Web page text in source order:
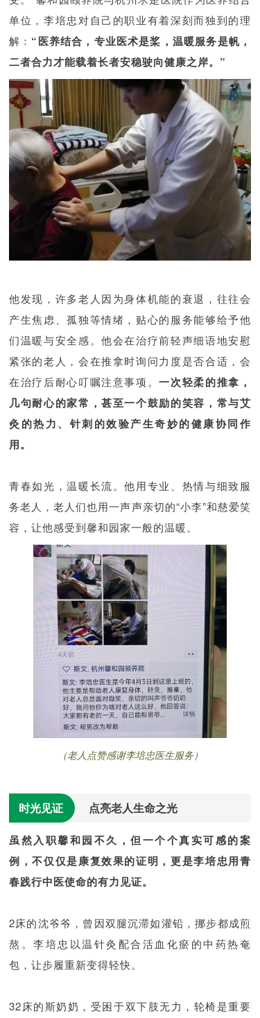
单位，李培忠对自己的职业有着深刻而独到的理
解： “医养结合，专业医术是桨，温暖服务是帆，
二者合力才能载着长者安稳驶向健康之岸。”
他发现，许多老人因为身体机能的衰退，往往会
产生焦虑、孤独等情绪，贴心的服务能够给予他
们温暖与安全感。他会在治疗前轻声细语地安慰
紧张的老人，会在推拿时询问力度是否合适，会
在治疗后耐心叮嘱注意事项。一次轻柔的推拿，
几句耐心的家常，甚至一个鼓励的笑容，常与艾
灸的热力、针刺的效验产生奇妙的健康协同作
用。
青春如光，温暖长流。他用专业、热情与细致服
务老人，老人们也用一声声亲切的“小李”和慈爱笑
容，让他感受到馨和园家一般的温暖。
（老人点赞感谢李培忠医生服务）
时光见证 点亮老人生命之光
虽然入职馨和园不久，但一个个真实可感的案
例，不仅仅是康复效果的证明，更是李培忠用青
春践行中医使命的有力见证。
2床的沈爷爷，曾因双腿沉滞如灌铅，挪步都成煎
熬。李培忠以温针灸配合活血化瘀的中药热奄
包，让步履重新变得轻快。
32床的斯奶奶，受困于双下肢无力，轮椅是重要